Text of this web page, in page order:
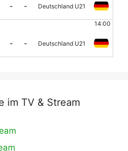
- - Deutschland U21
14:00
- - Deutschland U21
im TV & Stream